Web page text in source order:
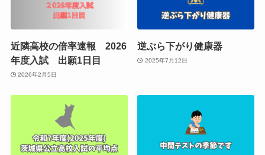
近隣高校の倍率速報 2026
年度入試 出願1日目
2026年2月5日
逆ぶら下がり健康器
2025年7月12日